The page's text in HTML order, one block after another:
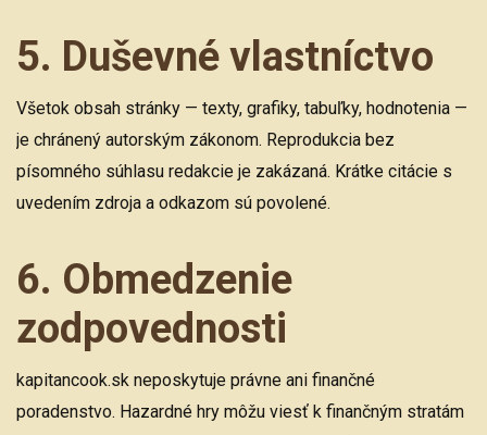
5. Duševné vlastníctvo
Všetok obsah stránky — texty, grafiky, tabuľky, hodnotenia —
je chránený autorským zákonom. Reprodukcia bez
písomného súhlasu redakcie je zakázaná. Krátke citácie s
uvedením zdroja a odkazom sú povolené.
6. Obmedzenie
zodpovednosti
kapitancook.sk neposkytuje právne ani finančné
poradenstvo. Hazardné hry môžu viesť k finančným stratám